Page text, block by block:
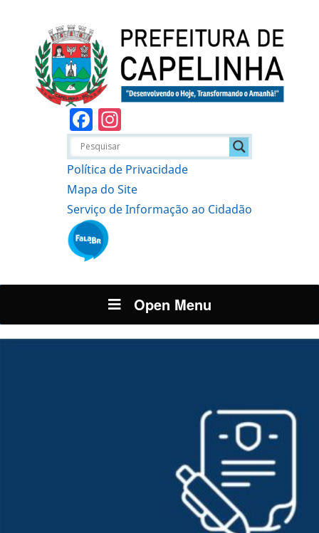
Facebook
Política de Privacidade
Mapa do Site
Serviço de Informação ao Cidadão
Open Menu